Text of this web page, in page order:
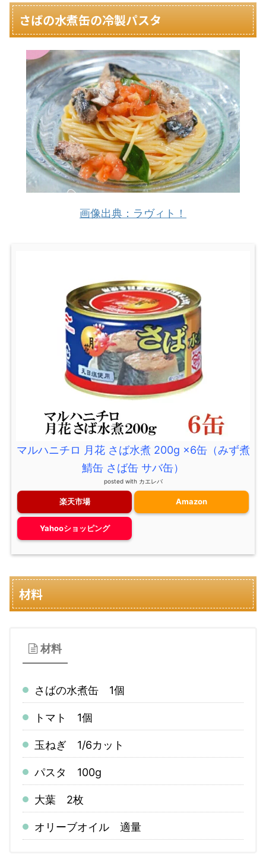
さばの水煮缶の冷製パスタ
画像出典：ラヴィト！
マルハニチロ 月花 さば水煮 200g ×6缶（みず煮
鯖缶 さば缶 サバ缶）
posted with カエレバ
楽天市場 Amazon
Yahooショッピング
材料
材料
さばの水煮缶 1個
トマト 1個
玉ねぎ 1/6カット
パスタ 100g
大葉 2枚
オリーブオイル 適量